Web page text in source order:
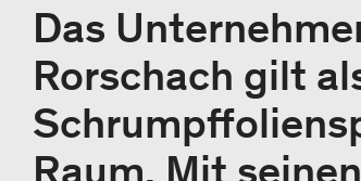
Das
Rorschach gilt
Raum. Mit